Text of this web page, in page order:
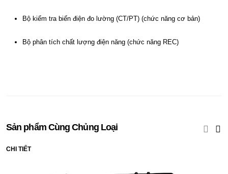
Bộ kiểm tra biến điện đo lường (CT/PT) (chức năng cơ bản)
Bộ phân tích chất lượng điện năng (chức năng REC)
Sản phẩm Cùng Chủng Loại
CHI TIẾT